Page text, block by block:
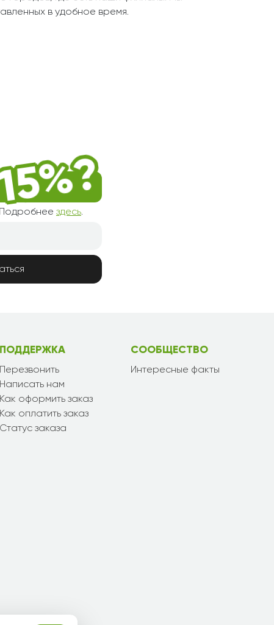
в удобное время.
здесь.
ПОДДЕРЖКА
Перезвонить
Написать нам
Как оформить заказ
Как оплатить заказ
Статус заказа
СООБЩЕСТВО
Интересные факты